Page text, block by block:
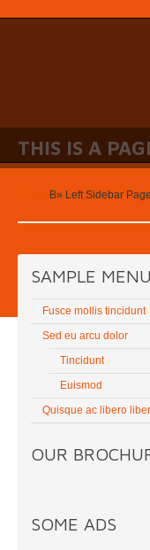
THIS IS A
В» Left Sidebar Page
SAMPLE MENU
Fusce mollis tincidunt
Sed eu arcu dolor
Tincidunt
Euismod
Quisque ac libero
OUR
SOME ADS